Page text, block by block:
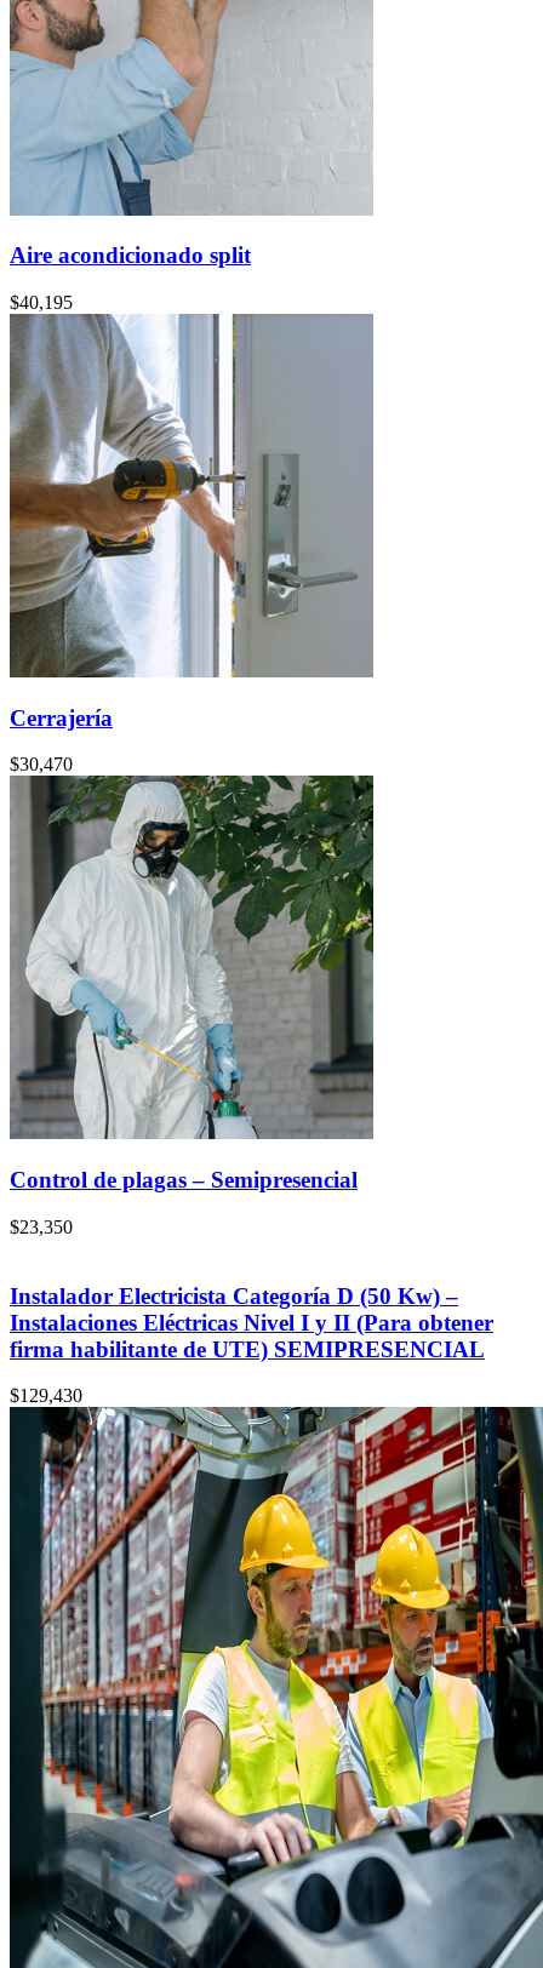
Aire acondicionado split
$40,195
Cerrajería
$30,470
Control de plagas – Semipresencial
$23,350
Instalador Electricista Categoría D (50 Kw) –
Instalaciones Eléctricas Nivel I y II (Para obtener
firma habilitante de UTE) SEMIPRESENCIAL
$129,430